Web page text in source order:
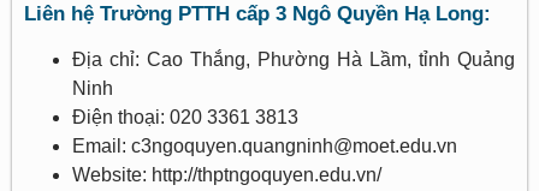
Liên hệ Trường PTTH cấp 3 Ngô Quyền Hạ Long:
Địa chỉ: Cao Thắng, Phường Hà Lầm, tỉnh Quảng
Ninh
Điện thoại: 020 3361 3813
Email: c3ngoquyen.quangninh@moet.edu.vn
Website: http://thptngoquyen.edu.vn/